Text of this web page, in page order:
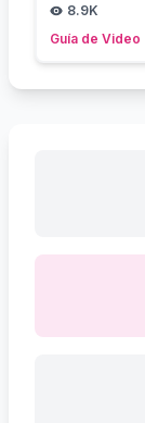
8.9K
Guía de Video